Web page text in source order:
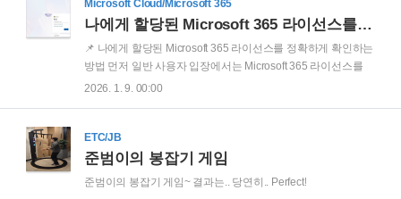
참조하여 질문에 응답을 하는 에이전트를 만들어 보hope.pe.kr
이번 포스팅에서는 "Copilot Studio 에이전트가 수행해야 할 작
에 대해 알아보겠습니다. Copilot Studio 페이지
(https://copilotstudio.microsoft.com)에 접속 ..
Microsoft Cloud/Microsoft 365
나에게 할당된 Microsoft 365 라이선스를 정확하게 확인하는 방법
📌 나에게 할당된 Microsoft 365 라이선스를 정확하게 확인하는
방법 먼저 일반 사용자 입장에서는 Microsoft 365 라이선스를
정확하게 알 필요가 없을수도 있습니다. Microsoft 365를 업무
는 Microsoft 365 관리자 역할이 없는 그룹사 IT 담당자 대상을
위한 포스팅 입니다. Microsoft 365를 사용하다 보면 다음과 같
Microsoft E3 인지 Microsoft 365 E5인지 모르겠다”“Teams 기능
2026. 1. 9. 00:00
ETC/JB
준범이의 봉잡기 게임
준범이의 봉잡기 게임~ 결과는.. 당연히.. Perfect!